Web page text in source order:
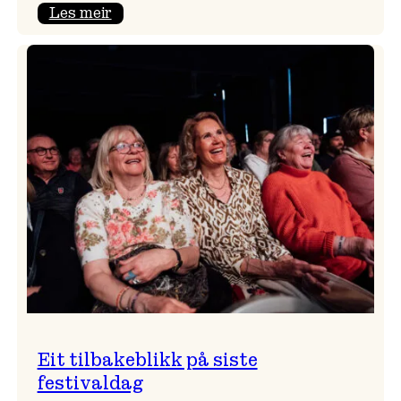
Les meir:
Eit tilbakeblikk på siste
festivaldag